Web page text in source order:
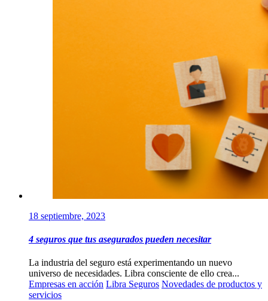
18 septiembre, 2023
4 seguros que tus asegurados pueden necesitar
La industria del seguro está experimentando un nuevo
universo de necesidades. Libra consciente de ello crea...
Empresas en acción Libra Seguros Novedades de productos y
servicios